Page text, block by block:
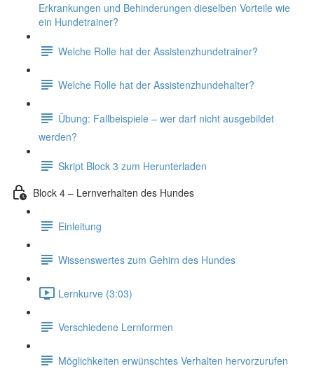
Erkrankungen und Behinderungen dieselben Vorteile wie
ein Hundetrainer?
Welche Rolle hat der Assistenzhundetrainer?
Welche Rolle hat der Assistenzhundehalter?
Übung: Fallbeispiele – wer darf nicht ausgebildet
werden?
Skript Block 3 zum Herunterladen
Block 4 – Lernverhalten des Hundes
Einleitung
Wissenswertes zum Gehirn des Hundes
Lernkurve (3:03)
Verschiedene Lernformen
Möglichkeiten erwünschtes Verhalten hervorzurufen